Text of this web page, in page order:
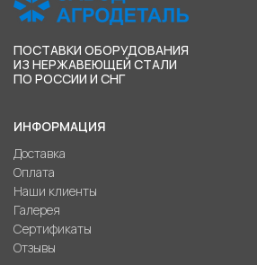
ПОСТАВКИ ОБОРУДОВАНИЯ
ИЗ НЕРЖАВЕЮЩЕЙ СТАЛИ
ПО РОССИИ И СНГ
ИНФОРМАЦИЯ
Доставка
Оплата
Наши клиенты
Галерея
Сертификаты
Отзывы